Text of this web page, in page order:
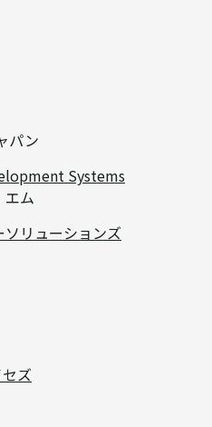
パン
Systems
エム
ソリューションズ
ズ